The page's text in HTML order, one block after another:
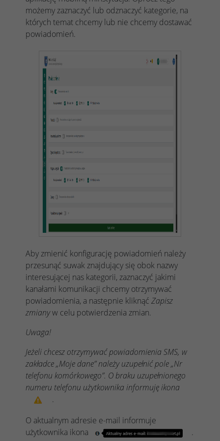
możemy zaznaczyć lub odznaczyć kategorie, na
których temat chcemy lub nie chcemy dostawać
powiadomień.
Aby zmienić konfigurację powiadomień należy
przesunąć suwak znajdujący się obok nazwy
interesującej nas kategorii, zaznaczyć jakimi
kanałami komunikacji chcemy otrzymywać
powiadomienia, a następnie kliknąćZapisz
zmianyw celu potwierdzenia zmian.
Uwaga!
Jeżeli chcesz otrzymywać powiadomienia SMS, w
zakładce „Moje dane” należy uzupełnić pole „Nr
telefonu komórkowego”. O braku uzupełnionego
numeru telefonu użytkownika informuję ikona
.
O aktualnym adresie e-mail informuje
użytkownika ikona
.